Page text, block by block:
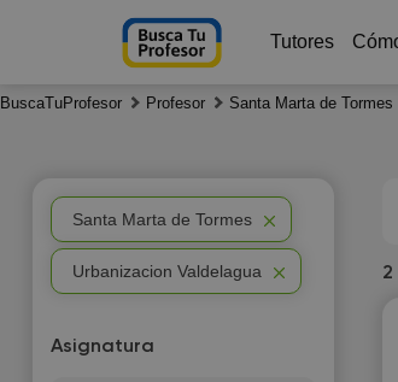
Tutores
BuscaTuProfesor Profesor Santa Marta de Tormes
2
Santa Marta de Tormes
Urbanizacion Valdelagua
Asignatura